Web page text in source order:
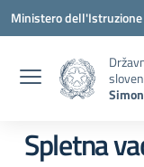
Pojdi na vsebino
Pojdite v meni
Pojdi na nogo
Ministero
Spletna